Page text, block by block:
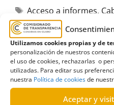
Utilizamos cookies propias y de
personalización de nuestros
el uso de cookies, rechazarlas o
utilizadas. Para editar sus
nuestra Política de cookiesde
Aceptar y
Acceso a informes,
Canaria,Cabildos
Derecho de acceso
Públicas,protección y
Patrimonio Histórico,